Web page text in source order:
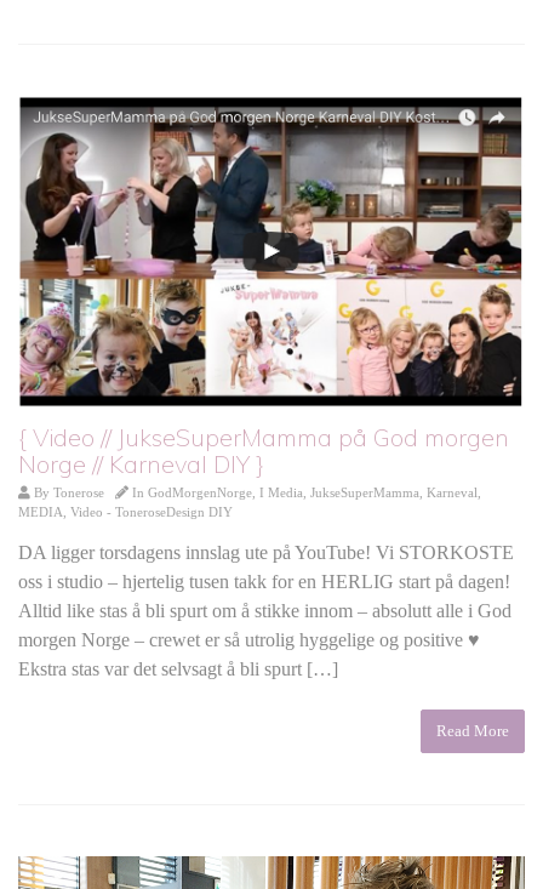
{ Video // JukseSuperMamma på God morgen
Norge // Karneval DIY }
By Tonerose In GodMorgenNorge I Media JukseSuperMamma Karneval
MEDIA Video - ToneroseDesign DIY
DA ligger torsdagens innslag ute på YouTube! Vi STORKOSTE
oss i studio – hjertelig tusen takk for en HERLIG start på dagen!
Alltid like stas å bli spurt om å stikke innom – absolutt alle i God
morgen Norge – crewet er så utrolig hyggelige og positive ♥
Ekstra stas var det selvsagt å bli spurt […]
Read More